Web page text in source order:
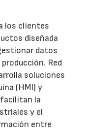
los clientes
diseñada
datos
Red
soluciones
(HMI) y
facilitan la
y el
entre